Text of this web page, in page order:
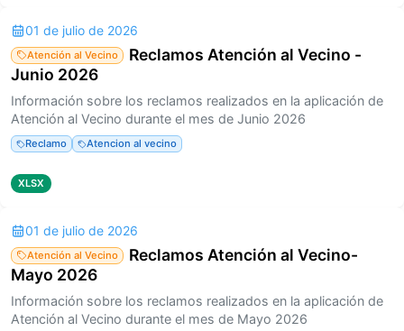
01 de julio de 2026
Atención al Vecino
Reclamos Atención al Vecino -
Junio 2026
Información sobre los reclamos realizados en la aplicación de
Atención al Vecino durante el mes de Junio 2026
Reclamo Atencion al vecino
XLSX
01 de julio de 2026
Atención al Vecino
Reclamos Atención al Vecino-
Mayo 2026
Información sobre los reclamos realizados en la aplicación de
Atención al Vecino durante el mes de Mayo 2026